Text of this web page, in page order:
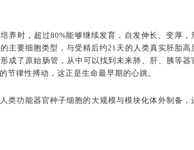
养时，超过80%能够继续发育，自发伸长、变厚，
主要细胞类型，与受精后约21天的人类真实胚胎高
成了原始肠管，从中可以找到未来肺、肝、胰等器
节律性搏动，这正是生命最早期的心跳。
类功能器官种子细胞的大规模与模块化体外制备，